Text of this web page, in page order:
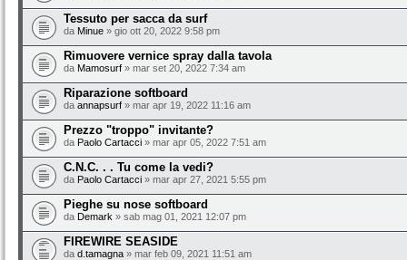
Tessuto per sacca da surf
da Minue » gio ott 20, 2022 9:58 pm
Rimuovere vernice spray dalla tavola
da Mamosurf » mar set 20, 2022 7:34 am
Riparazione softboard
da annapsurf » mar apr 19, 2022 11:16 am
Prezzo "troppo" invitante?
da Paolo Cartacci » mar apr 05, 2022 7:51 am
C.N.C. . . Tu come la vedi?
da Paolo Cartacci » mar apr 27, 2021 5:55 pm
Pieghe su nose softboard
da Demark » sab mag 01, 2021 12:07 pm
FIREWIRE SEASIDE
da d.tamagna » mar feb 09, 2021 11:51 am